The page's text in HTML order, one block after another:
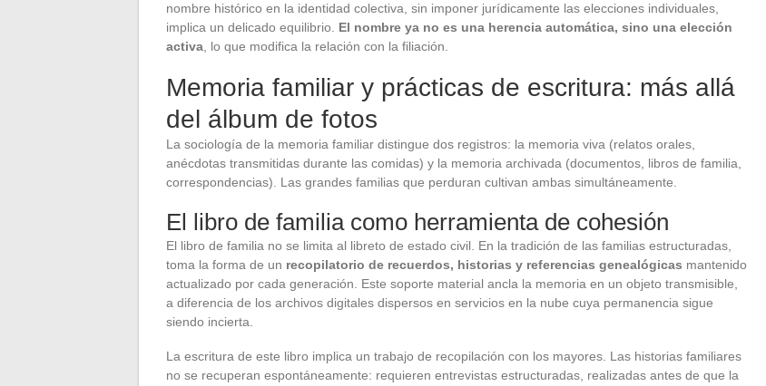
nombre histórico en la identidad colectiva, sin imponer jurídicamente las elecciones individuales,
implica un delicado equilibrio. El nombre ya no es una herencia automática, sino una elección
activa, lo que modifica la relación con la filiación.
Memoria familiar y prácticas de escritura: más allá
del álbum de fotos
La sociología de la memoria familiar distingue dos registros: la memoria viva (relatos orales,
anécdotas transmitidas durante las comidas) y la memoria archivada (documentos, libros de familia,
correspondencias). Las grandes familias que perduran cultivan ambas simultáneamente.
El libro de familia como herramienta de cohesión
El libro de familia no se limita al libreto de estado civil. En la tradición de las familias estructuradas,
toma la forma de un recopilatorio de recuerdos, historias y referencias genealógicas mantenido
actualizado por cada generación. Este soporte material ancla la memoria en un objeto transmisible,
a diferencia de los archivos digitales dispersos en servicios en la nube cuya permanencia sigue
siendo incierta.
La escritura de este libro implica un trabajo de recopilación con los mayores. Las historias familiares
no se recuperan espontáneamente: requieren entrevistas estructuradas, realizadas antes de que la